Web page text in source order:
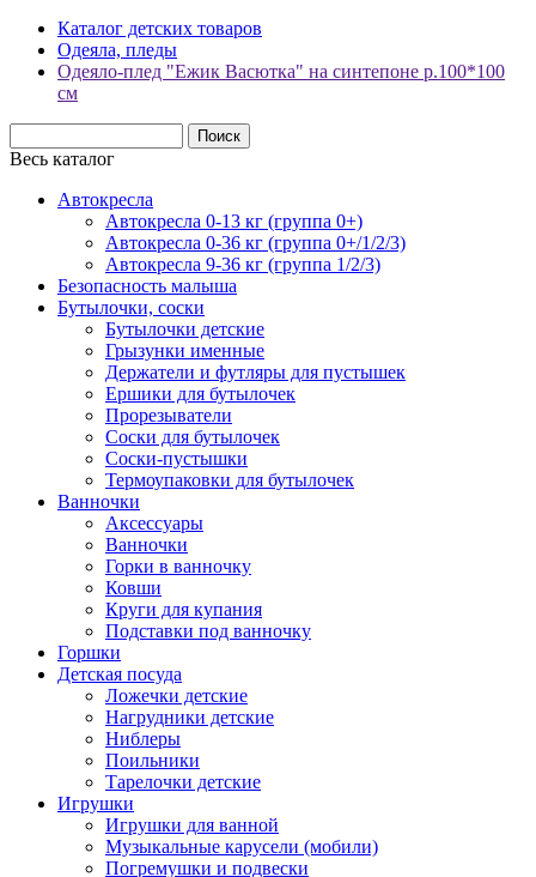
Каталог детских товаров
Одеяла, пледы
Одеяло-плед "Ежик Васютка" на синтепоне р.100*100
см
Весь каталог
Автокресла
Автокресла 0-13 кг (группа 0+)
Автокресла 0-36 кг (группа 0+/1/2/3)
Автокресла 9-36 кг (группа 1/2/3)
Безопасность малыша
Бутылочки, соски
Бутылочки детские
Грызунки именные
Держатели и футляры для пустышек
Ершики для бутылочек
Прорезыватели
Соски для бутылочек
Соски-пустышки
Термоупаковки для бутылочек
Ванночки
Аксессуары
Ванночки
Горки в ванночку
Ковши
Круги для купания
Подставки под ванночку
Горшки
Детская посуда
Ложечки детские
Нагрудники детские
Ниблеры
Поильники
Тарелочки детские
Игрушки
Игрушки для ванной
Музыкальные карусели (мобили)
Погремушки и подвески